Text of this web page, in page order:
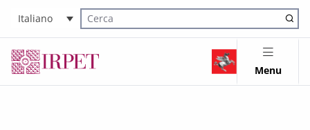
Italiano
Cerca nel sito
Menu